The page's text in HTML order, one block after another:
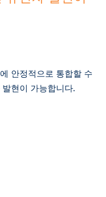
안정적으로 통합할 수
현이 가능합니다.